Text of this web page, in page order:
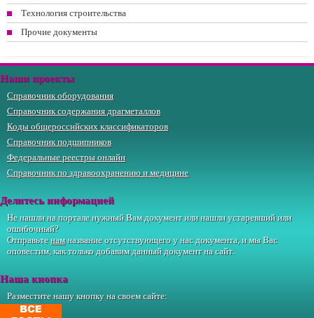
Технология строительства
Прочие документы
Наши проекты
Справочник оборудования
Справочник содержания драгметаллов
Коды общероссийских классификаторов
Справочник подшипников
Федеральные реестры онлайн
Справочник по здравоохранению и медицине
Делитесь информацией
Не нашли на портале нужный Вам документ или нашли устаревший или
ошибочный?
Отправьтенамназвание отсутствующего у нас документа, и мы Вас
оповестим, как только добавим данный документ на сайт.
Наша кнопка
Разместите нашу кнопку на своем сайте: